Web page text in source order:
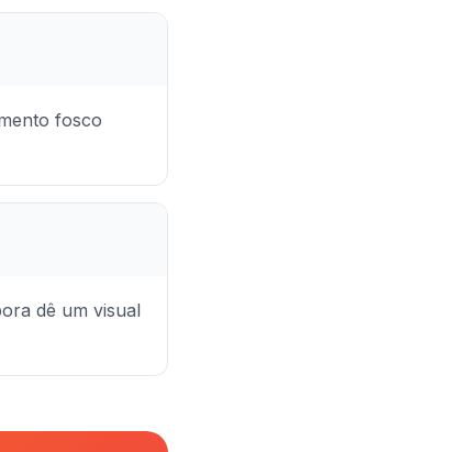
fosco
dê um visual